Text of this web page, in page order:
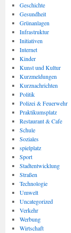
Geschichte
Gesundheit
Grünanlagen
Infrastruktur
Initiativen
Internet
Kinder
Kunst und Kultur
Kurzmeldungen
Kurznachrichten
Politik
Polizei & Feuerwehr
Praktikumsplatz
Restaurant & Cafe
Schule
Soziales
spielplatz
Sport
Stadtentwicklung
Straßen
Technologie
Umwelt
Uncategorized
Verkehr
Werbung
Wirtschaft